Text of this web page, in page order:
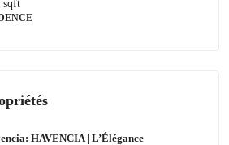
sqft
HAVENCIA | L’Élégance